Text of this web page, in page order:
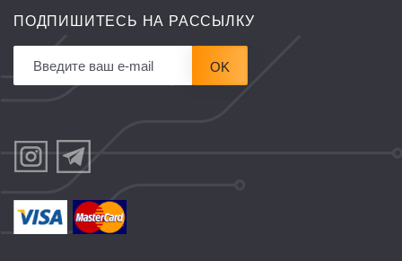
ПОДПИШИТЕСЬ НА РАССЫЛКУ
OK